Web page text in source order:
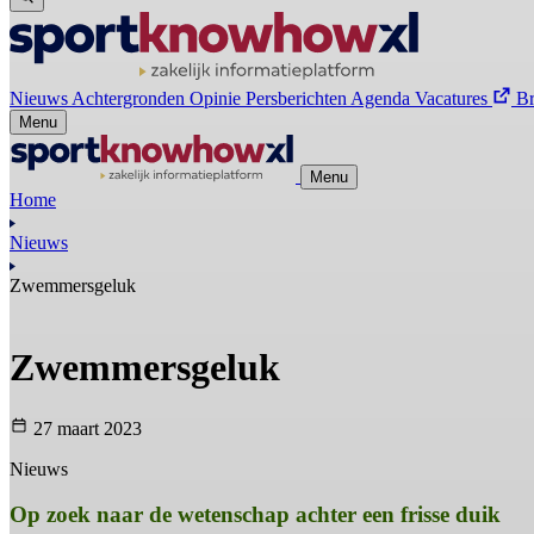
Nieuws Achtergronden Opinie Persberichten Agenda Vacatures
Menu
Menu
Home
Nieuws
Zwemmersgeluk
Zwemmersgeluk
27 maart 2023
Nieuws
Op zoek naar de wetenschap achter een frisse duik